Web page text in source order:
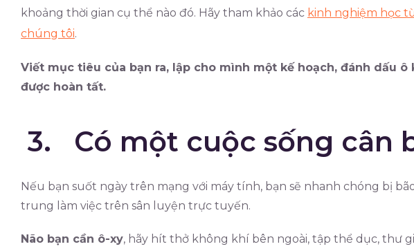
khoảng thời gian cụ thể nào đó. Hãy tham khảo các kinh nghiệm học
chúng tôi.
Viết mục tiêu của bạn ra, lập cho mình một kế hoạch, đánh dấu ô
được hoàn tất.
3. Có một cuộc sống cân
Nếu bạn suốt ngày trên mạng với máy tính, bạn sẽ nhanh chóng bị
trung làm việc trên sân luyện trực tuyến.
Não bạn cần ô-xy, hãy hít thở không khí bên ngoài, tập thể dục, thư